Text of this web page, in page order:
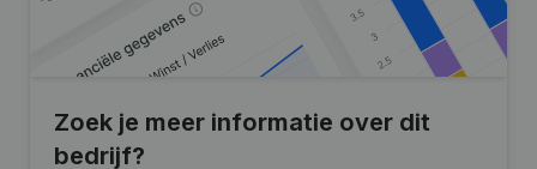
Zoek je meer informatie over dit
bedrijf?